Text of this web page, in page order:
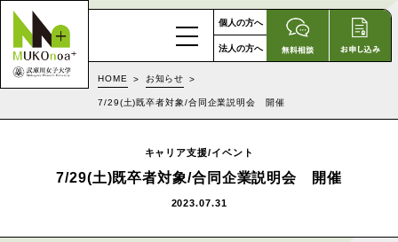
個人の方へ
法人の方へ
HOME お知らせ
7/29(土)既卒者対象/合同企業説明会 開催
キャリア支援/イベント
7/29(土)既卒者対象/合同企業説明会 開催
2023.07.31